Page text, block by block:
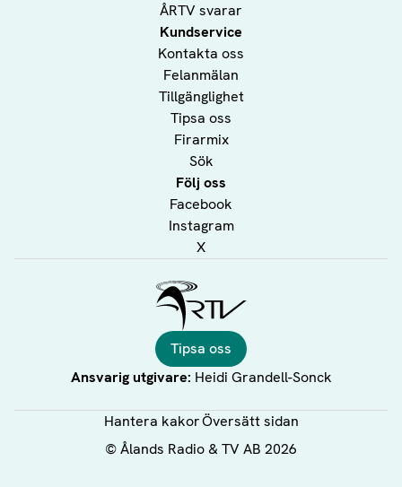
ÅRTV svarar
Kundservice
Kontakta oss
Felanmälan
Tillgänglighet
Tipsa oss
Firarmix
Sök
Följ oss
Facebook
Instagram
X
Tipsa oss
Ansvarig utgivare: Heidi Grandell-Sonck
Hantera kakorÖversätt sidan
©Ålands Radio & TV AB 2026